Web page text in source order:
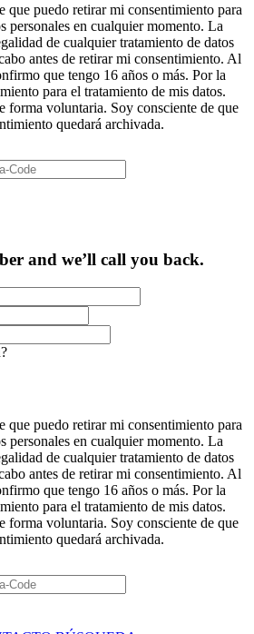
que puedo retirar mi consentimiento para
personales en cualquier momento. La
de cualquier tratamiento de datos
antes de retirar mi consentimiento. Al
que tengo 16 años o más. Por la
para el tratamiento de mis datos.
forma voluntaria. Soy consciente de que
quedará archivada.
and we’ll call you back.
que puedo retirar mi consentimiento para
personales en cualquier momento. La
de cualquier tratamiento de datos
antes de retirar mi consentimiento. Al
que tengo 16 años o más. Por la
para el tratamiento de mis datos.
forma voluntaria. Soy consciente de que
quedará archivada.